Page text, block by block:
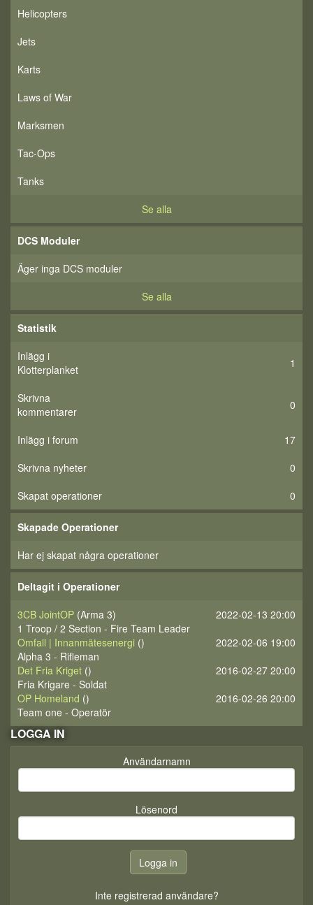
Helicopters
Jets
Karts
Laws of War
Marksmen
Tac-Ops
Tanks
Se alla
DCS Moduler
Äger inga DCS moduler
Se alla
Statistik
Inlägg i
Klotterplanket
1
Skrivna
kommentarer
0
Inlägg i forum
17
Skrivna nyheter
0
Skapat operationer
0
Skapade Operationer
Har ej skapat några operationer
Deltagit i Operationer
2022-02-13 20:00
3CB JointOP (Arma 3)
1 Troop / 2 Section - Fire Team Leader
2022-02-06 19:00
Omfall | Innanmätesenergi ()
Alpha 3 - Rifleman
2016-02-27 20:00
Det Fria Kriget ()
Fria Krigare - Soldat
2016-02-26 20:00
OP Homeland ()
Team one - Operatör
LOGGA IN
Användarnamn
Lösenord
Inte registrerad användare?